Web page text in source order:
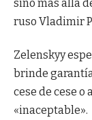
sino más allá
ruso Vladimir
Zelenskyy
brinde
cese de cese o
«inaceptable».